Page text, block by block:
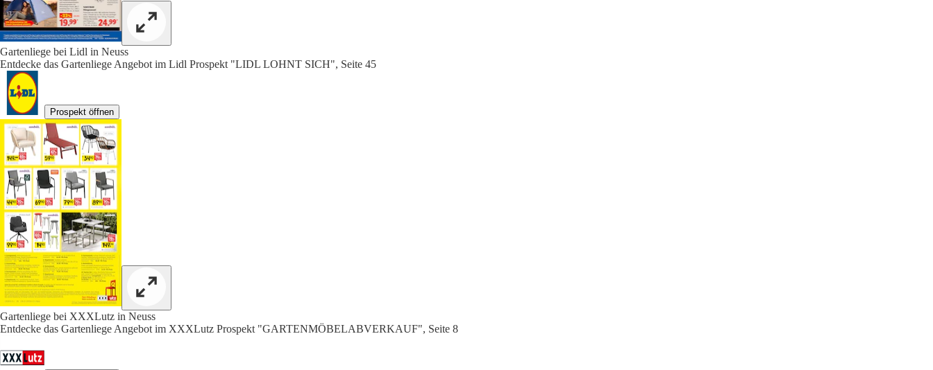
Gartenliege bei Lidl in Neuss
Entdecke das Gartenliege Angebot im Lidl Prospekt "LIDL LOHNT SICH", Seite 45
Prospekt öffnen
Gartenliege bei XXXLutz in Neuss
Entdecke das Gartenliege Angebot im XXXLutz Prospekt "GARTENMÖBELABVERKAUF", Seite 8